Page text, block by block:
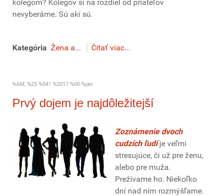
kolegom? Kolegov si na rozdiel od priateľov
nevyberáme. Sú akí sú.
Kategória Žena a... Čítať viac...
%AM, %25 %041 %2017 %00:%jan
Prvý dojem je najdôležitejší
Zoznámenie dvoch
cudzích ľudí je veľmi
stresujúce, či už pre ženu,
alebo pre muža.
Prežívame ho. Niekoľko
dní nad ním rozmýšľame.